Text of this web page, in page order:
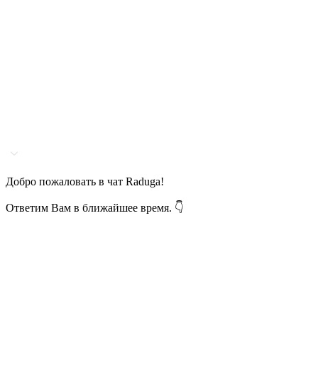
Добро пожаловать в чат Raduga!
Ответим Вам в ближайшее время. 👇